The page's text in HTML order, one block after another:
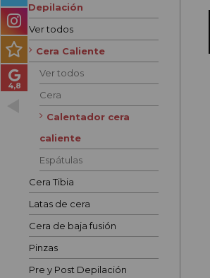
PRODUCTOS PARA
HOMBRES
MÉTODO CURLY
PACKS DE REGALO
OUTLET
BLOG
Depilación
Ver todos
Cera Caliente
Ver todos
Cera
Calentador cera
caliente
Espátulas
Cera Tibia
Latas de cera
Cera de baja fusión
Pinzas
Pre y Post Depilación